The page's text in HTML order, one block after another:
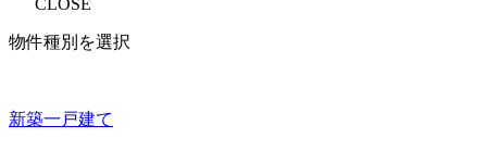
CLOSE
物件種別を選択
新築一戸建て